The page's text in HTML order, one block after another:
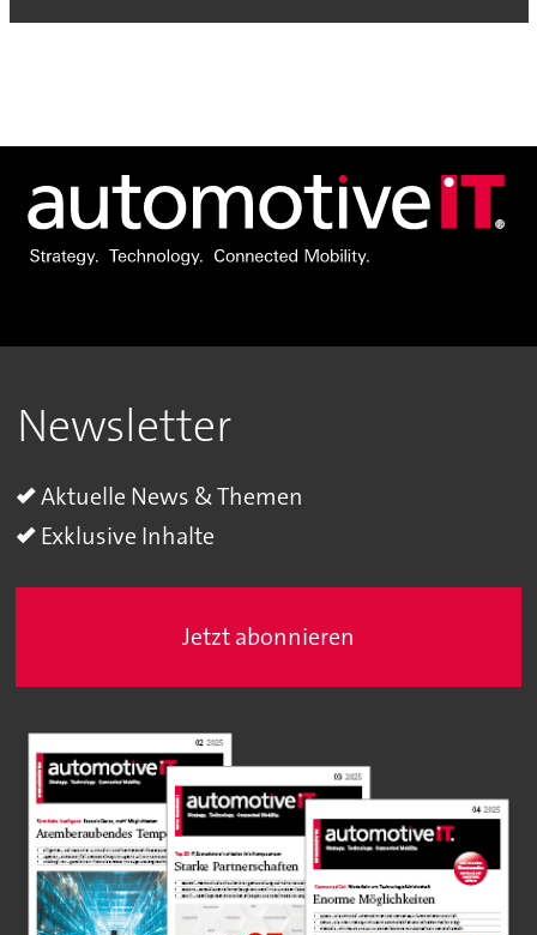
Newsletter
Aktuelle News & Themen
Exklusive Inhalte
Jetzt abonnieren